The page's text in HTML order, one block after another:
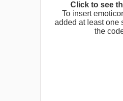
Click to see
To insert
added at least one
the